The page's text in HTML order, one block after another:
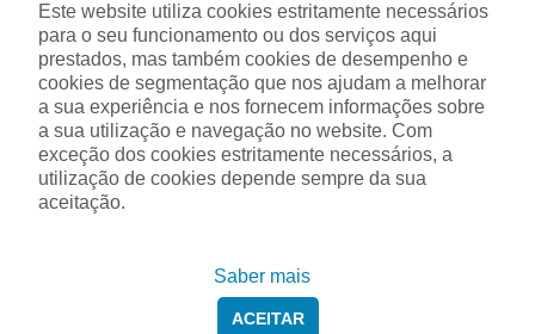
Este website utiliza cookies estritamente necessários
para o seu funcionamento ou dos serviços aqui
prestados, mas também cookies de desempenho e
cookies de segmentação que nos ajudam a melhorar
a sua experiência e nos fornecem informações sobre
a sua utilização e navegação no website. Com
exceção dos cookies estritamente necessários, a
utilização de cookies depende sempre da sua
aceitação.
Saber mais
ACEITAR